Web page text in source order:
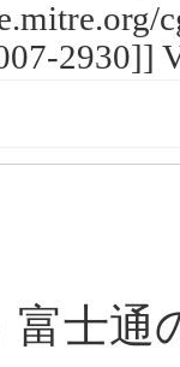
2930]]
富士通